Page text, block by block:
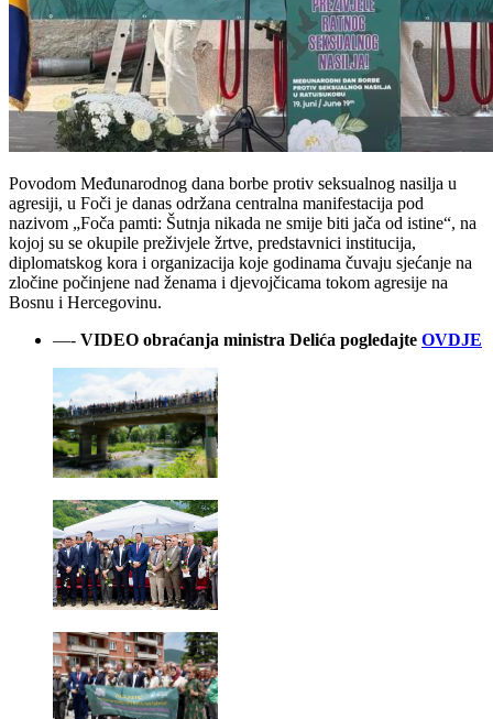
Povodom Međunarodnog dana borbe protiv seksualnog nasilja u
agresiji, u Foči je danas održana centralna manifestacija pod
nazivom „Foča pamti: Šutnja nikada ne smije biti jača od istine“, na
kojoj su se okupile preživjele žrtve, predstavnici institucija,
diplomatskog kora i organizacija koje godinama čuvaju sjećanje na
zločine počinjene nad ženama i djevojčicama tokom agresije na
Bosnu i Hercegovinu.
—- VIDEO obraćanja ministra Delića pogledajte OVDJE